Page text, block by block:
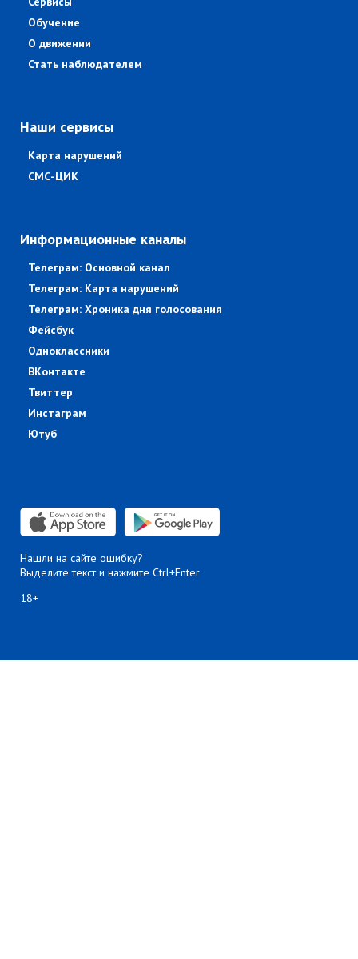
Обучение
О движении
Стать наблюдателем
Наши сервисы
Карта нарушений
СМС-ЦИК
Информационные каналы
Телеграм: Основной канал
Телеграм: Карта нарушений
Телеграм: Хроника дня голосования
Фейсбук
Одноклассники
ВКонтакте
Твиттер
Инстаграм
Ютуб
Нашли на сайте ошибку?
Выделите текст и нажмите Ctrl+Enter
18+